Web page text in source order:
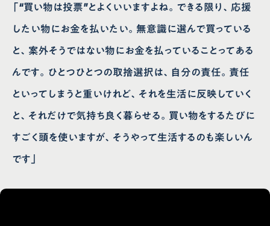
「“買い物は投票”とよくいいますよね。できる限り、応援
したい物にお金を払いたい。無意識に選んで買っている
と、案外そうではない物にお金を払っていることってある
んです。ひとつひとつの取捨選択は、自分の責任。責任
といってしまうと重いけれど、それを生活に反映していく
と、それだけで気持ち良く暮らせる。買い物をするたびに
すごく頭を使いますが、そうやって生活するのも楽しいん
です」